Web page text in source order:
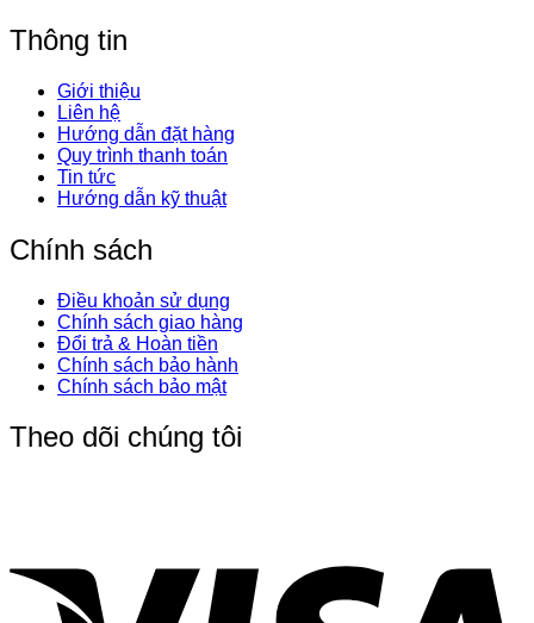
Thông tin
Giới thiệu
Liên hệ
Hướng dẫn đặt hàng
Quy trình thanh toán
Tin tức
Hướng dẫn kỹ thuật
Chính sách
Điều khoản sử dụng
Chính sách giao hàng
Đổi trả & Hoàn tiền
Chính sách bảo hành
Chính sách bảo mật
Theo dõi chúng tôi